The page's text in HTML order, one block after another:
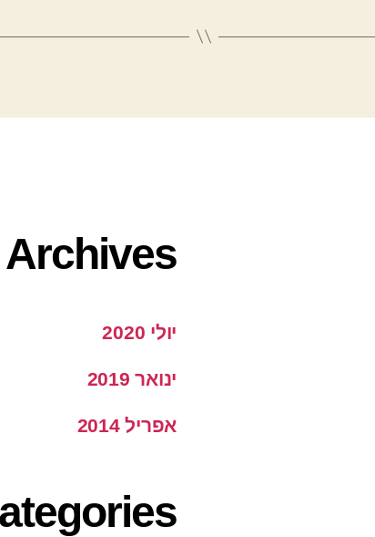
Archives
יולי 2020
ינואר 2019
אפריל 2014